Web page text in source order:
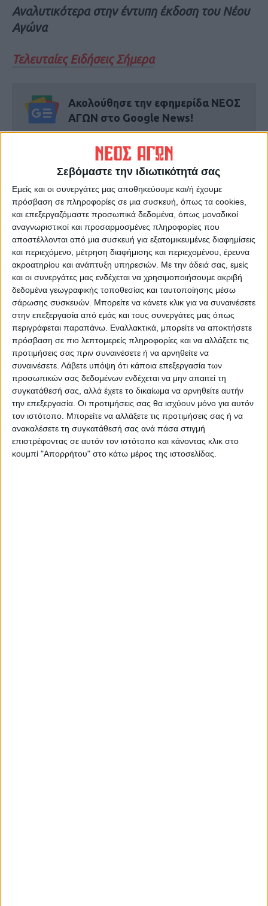
Σεβόμαστε την ιδιωτικότητά σας
Εμείς και οι συνεργάτες μας αποθηκεύουμε και/ή έχουμε
πρόσβαση σε πληροφορίες σε μια συσκευή, όπως τα cookies,
και επεξεργαζόμαστε προσωπικά δεδομένα, όπως μοναδικοί
αναγνωριστικοί και προσαρμοσμένες πληροφορίες που
αποστέλλονται από μια συσκευή για εξατομικευμένες διαφημίσεις
και περιεχόμενο, μέτρηση διαφήμισης και περιεχομένου, έρευνα
ακροατηρίου και ανάπτυξη υπηρεσιών. Με την άδειά σας, εμείς
και οι συνεργάτες μας ενδέχεται να χρησιμοποιήσουμε ακριβή
δεδομένα γεωγραφικής τοποθεσίας και ταυτοποίησης μέσω
σάρωσης συσκευών. Μπορείτε να κάνετε κλικ για να συναινέσετε
στην επεξεργασία από εμάς και τους συνεργάτες μας όπως
περιγράφεται παραπάνω. Εναλλακτικά, μπορείτε να αποκτήσετε
πρόσβαση σε πιο λεπτομερείς πληροφορίες και να αλλάξετε τις
προτιμήσεις σας πριν συναινέσετε ή να αρνηθείτε να
συναινέσετε. Λάβετε υπόψη ότι κάποια επεξεργασία των
προσωπικών σας δεδομένων ενδέχεται να μην απαιτεί τη
συγκατάθεσή σας, αλλά έχετε το δικαίωμα να αρνηθείτε αυτήν
την επεξεργασία. Οι προτιμήσεις σας θα ισχύουν μόνο για αυτόν
τον ιστότοπο. Μπορείτε να αλλάξετε τις προτιμήσεις σας ή να
ανακαλέσετε τη συγκατάθεσή σας ανά πάσα στιγμή
επιστρέφοντας σε αυτόν τον ιστότοπο και κάνοντας κλικ στο
κουμπί "Απορρήτου" στο κάτω μέρος της ιστοσελίδας.
Αναλυτικότερα στην έντυπη έκδοση του Νέου
Αγώνα
Τελευταίες Ειδήσεις Σήμερα
Ακολούθησε την εφημερίδα ΝΕΟΣ
ΑΓΩΝ στο Google News!
Όλες οι εξελίξεις στην περιοχή της
Καρδίτσας και ευρύτερα της Θεσσαλίας
ΠΡΟΗΓΟΥΜΕΝΟ ΑΡΘΡΟ
«Λίφτινγκ» στο κέντρο των
Σοφάδων
ΕΠΟΜΕΝΟ ΑΡΘΡΟ
«Μη φ’λιέστι ντιπ»
ΝΕΟΣ ΑΓΩΝ
https://neosagon.gr
Η Αρχαιότερη Καθημερινή Πρωινή Εφημερίδα της Καρδίτσας
ΠΑΡΟΜΟΙΑ ΑΡΘΡΑ